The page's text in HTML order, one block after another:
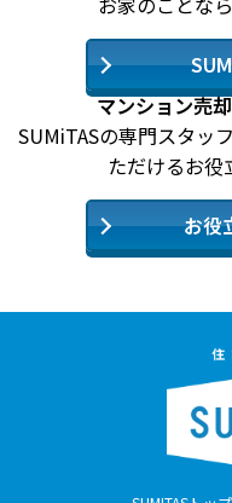
マンション売
SUMiTASの専門スタッ
ただけるお役
お役